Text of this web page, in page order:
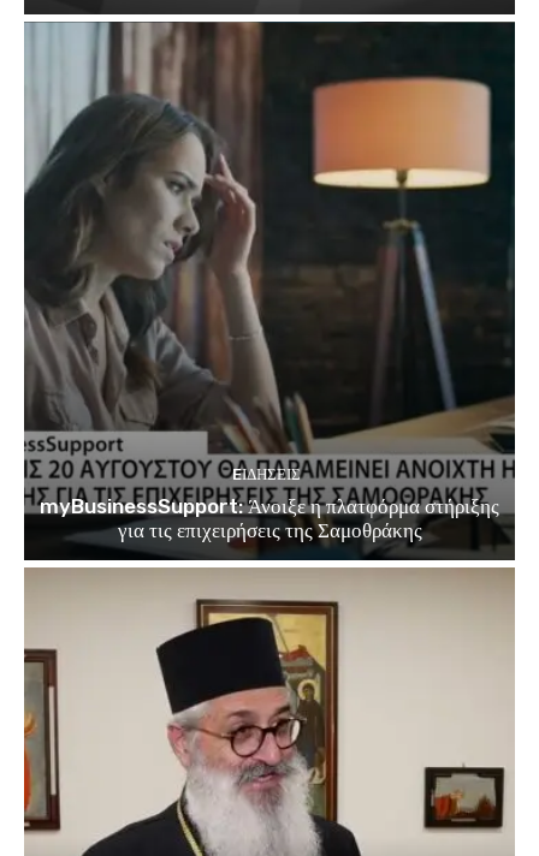
EΙΔΗΣΕΙΣ
myBusinessSupport: Άνοιξε η πλατφόρμα στήριξης
για τις επιχειρήσεις της Σαμοθράκης